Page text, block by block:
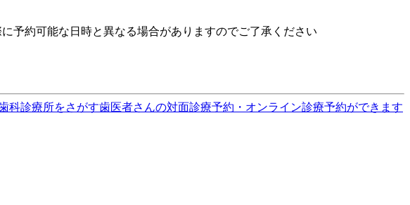
予約可能な日時と異なる場合がありますのでご了承ください
科診療所をさがす歯医者さんの対面診療予約・オンライン診療予約ができます